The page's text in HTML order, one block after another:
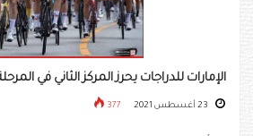
الإمارات للدراجات يحرز المركز الثاني في
377